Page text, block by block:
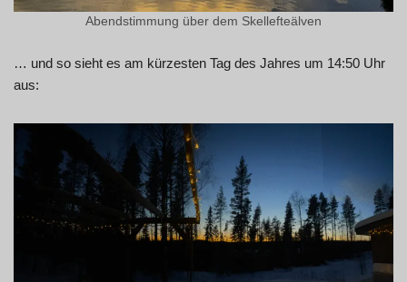
Abendstimmung über dem Skellefteälven
… und so sieht es am kürzesten Tag des Jahres um 14:50 Uhr
aus: